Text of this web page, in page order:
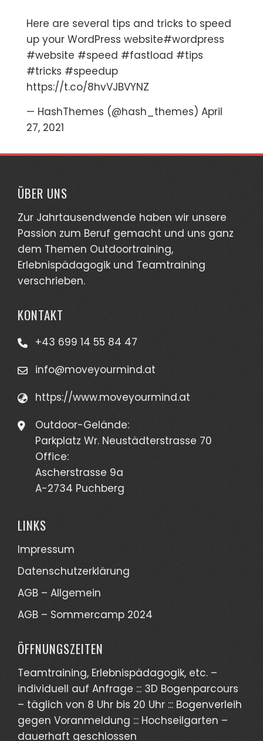
Here are several tips and tricks to speed
up your WordPress website#wordpress
#website #speed #fastload #tips
#tricks #speedup
https://t.co/8hvVJBVYNZ
— HashThemes (@hash_themes) April
27, 2021
ÜBER UNS
Zur Jahrtausendwende haben wir unsere
Passion zum Beruf gemacht und uns ganz
dem Themen Outdoortraining,
Erlebnispädagogik und Teamtraining
verschrieben.
KONTAKT
+43 699 14 55 84 47
info@moveyourmind.at
https://www.moveyourmind.at
Outdoor-Gelände:
Parkplatz Wr. Neustädterstrasse 70
Office:
Ascherstrasse 9a
A-2734 Puchberg
LINKS
Impressum
Datenschutzerklärung
AGB – Allgemein
AGB – Sommercamp 2024
ÖFFNUNGSZEITEN
Teamtraining, Erlebnispädagogik, etc. –
individuell auf Anfrage ::: 3D Bogenparcours
– täglich von 8 Uhr bis 20 Uhr ::: Bogenverleih
gegen Voranmeldung ::: Hochseilgarten –
dauerhaft geschlossen